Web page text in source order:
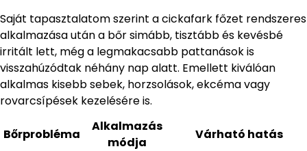
Saját tapasztalatom szerint a cickafark főzet rendszeres
alkalmazása után a bőr simább, tisztább és kevésbé
irritált lett, még a legmakacsabb pattanások is
visszahúzódtak néhány nap alatt. Emellett kiválóan
alkalmas kisebb sebek, horzsolások, ekcéma vagy
rovarcsípések kezelésére is.
Bőrprobléma
Alkalmazás
módja
Várható hatás